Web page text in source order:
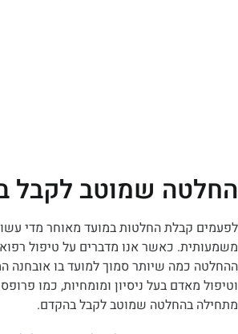
שמוטב לקבל
החלטות במועד מאוחר מדי עשויה
כאשר אנו מדברים על טיפול רפואי,
שיותר סמוך למועד בו אובחנה המחלה.
בעל ניסיון ומומחיות, כמו פרופסור
שמוטב לקבל בהקדם.